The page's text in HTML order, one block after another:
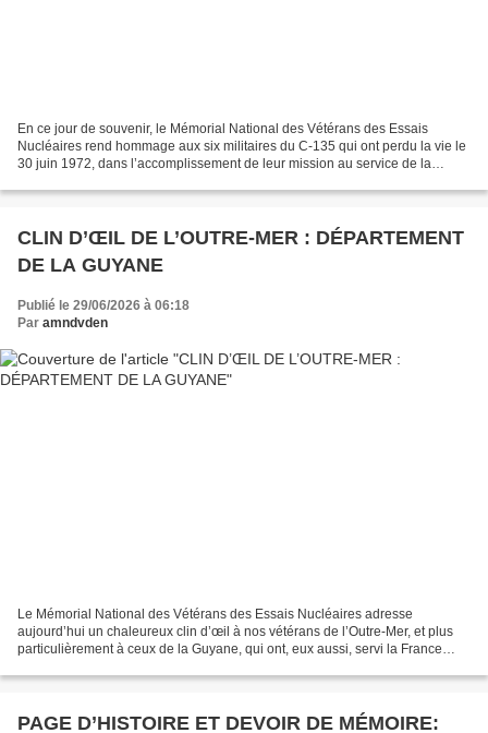
En ce jour de souvenir, le Mémorial National des Vétérans des Essais
Nucléaires rend hommage aux six militaires du C-135 qui ont perdu la vie le
30 juin 1972, dans l’accomplissement de leur mission au service de la
CLIN D’ŒIL DE L’OUTRE-MER : DÉPARTEMENT
DE LA GUYANE
Publié le 29/06/2026 à 06:18
Par amndvden
Le Mémorial National des Vétérans des Essais Nucléaires adresse
aujourd’hui un chaleureux clin d’œil à nos vétérans de l’Outre-Mer, et plus
particulièrement à ceux de la Guyane, qui ont, eux aussi, servi la France
PAGE D’HISTOIRE ET DEVOIR DE MÉMOIRE: